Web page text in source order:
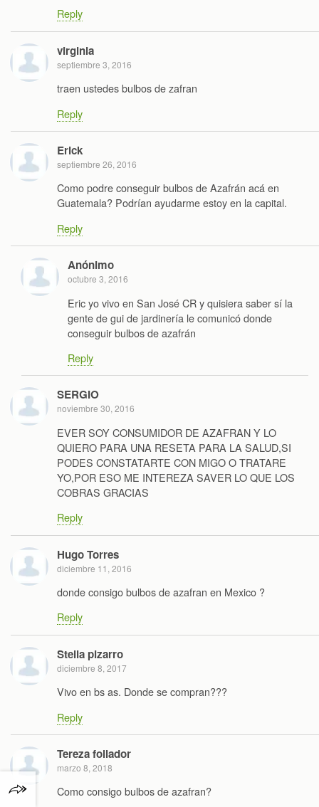
Reply
virginia
septiembre 3, 2016
traen ustedes bulbos de zafran
Reply
Erick
septiembre 26, 2016
Como podre conseguir bulbos de Azafrán acá en
Guatemala? Podrían ayudarme estoy en la capital.
Reply
Anónimo
octubre 3, 2016
Eric yo vivo en San José CR y quisiera saber sí la
gente de gui de jardinería le comunicó donde
conseguir bulbos de azafrán
Reply
SERGIO
noviembre 30, 2016
EVER SOY CONSUMIDOR DE AZAFRAN Y LO
QUIERO PARA UNA RESETA PARA LA SALUD,SI
PODES CONSTATARTE CON MIGO O TRATARE
YO,POR ESO ME INTEREZA SAVER LO QUE LOS
COBRAS GRACIAS
Reply
Hugo Torres
diciembre 11, 2016
donde consigo bulbos de azafran en Mexico ?
Reply
Stella pizarro
diciembre 8, 2017
Vivo en bs as. Donde se compran???
Reply
Tereza follador
marzo 8, 2018
Como consigo bulbos de azafran?